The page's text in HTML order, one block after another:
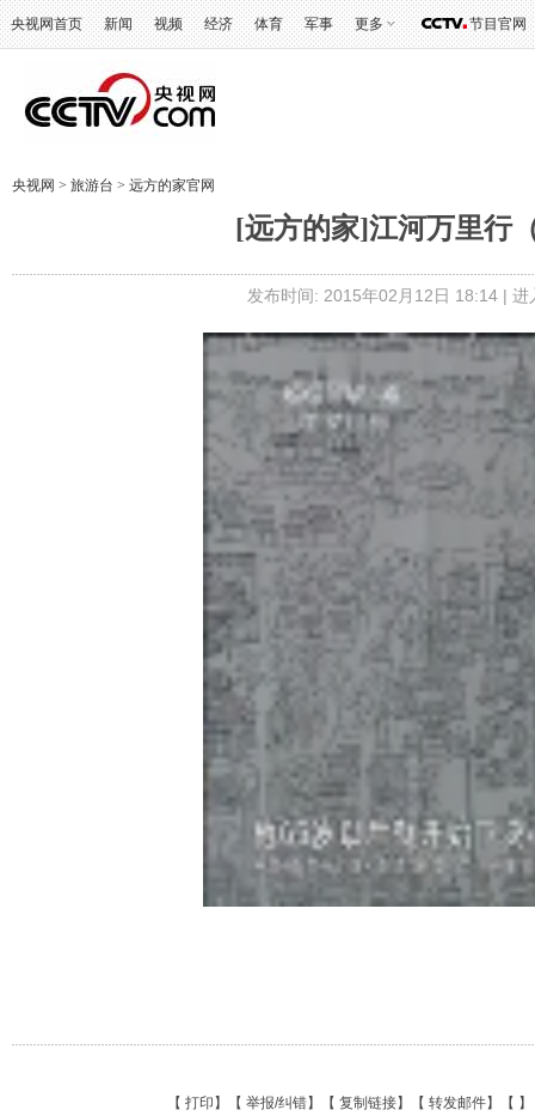
央视网首页 新闻 视频 经济 体育 军事 更多 节目官网
央视网 > 旅游台 > 远方的家官网
[远方的家]江河万里行
发布时间: 2015年02月12日 18:14 | 进
【 打印 】【 举报/纠错】【 复制链接】【 转发邮件】【 】